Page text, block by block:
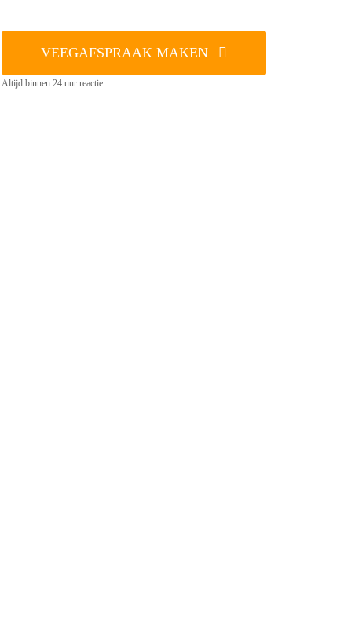
VEEGAFSPRAAK MAKEN
Altijd binnen 24 uur reactie